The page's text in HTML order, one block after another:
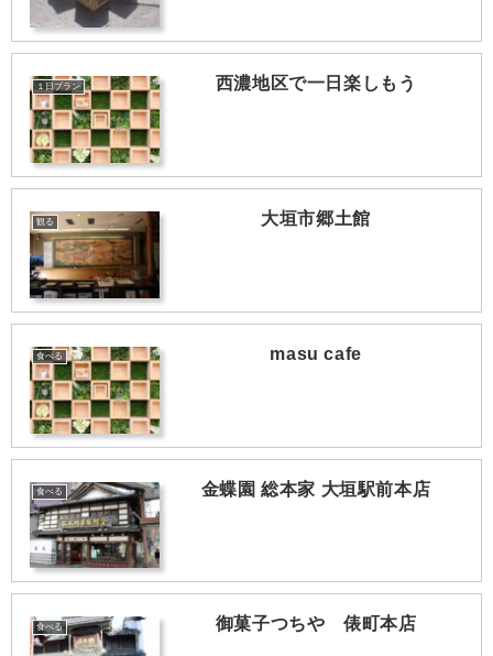
１日プラン 西濃地区で一日楽しもう
観る 大垣市郷土館
食べる masu cafe
食べる 金蝶園 総本家 大垣駅前本店
食べる 御菓子つちや 俵町本店